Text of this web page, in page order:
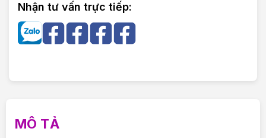
Nhận tư vấn trực tiếp:
MÔ TẢ